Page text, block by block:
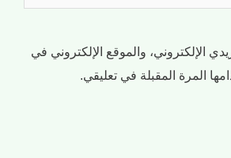
الإلكتروني، والموقع الإلكتروني في
المرة المقبلة في تعليقي.